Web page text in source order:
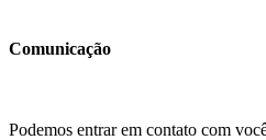
Comunicação
Podemos entrar em contato com